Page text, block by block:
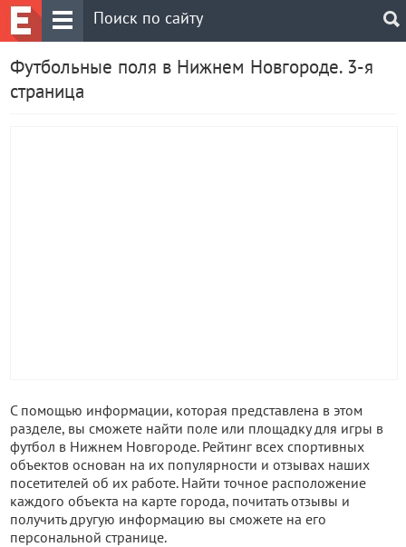
Футбольные поля в Нижнем Новгороде. 3-я
страница
С помощью информации, которая представлена в этом
разделе, вы сможете найти поле или площадку для игры в
футбол в Нижнем Новгороде. Рейтинг всех спортивных
объектов основан на их популярности и отзывах наших
посетителей об их работе. Найти точное расположение
каждого объекта на карте города, почитать отзывы и
получить другую информацию вы сможете на его
персональной странице.